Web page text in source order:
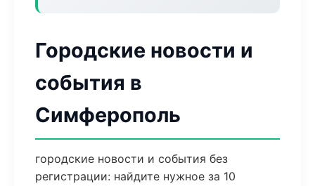
Городские новости и
события в
Симферополь
городские новости и события без
регистрации: найдите нужное за 10